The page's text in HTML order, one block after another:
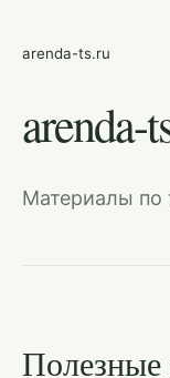
arenda-ts.ru
arenda-
Материалы по
Полезные